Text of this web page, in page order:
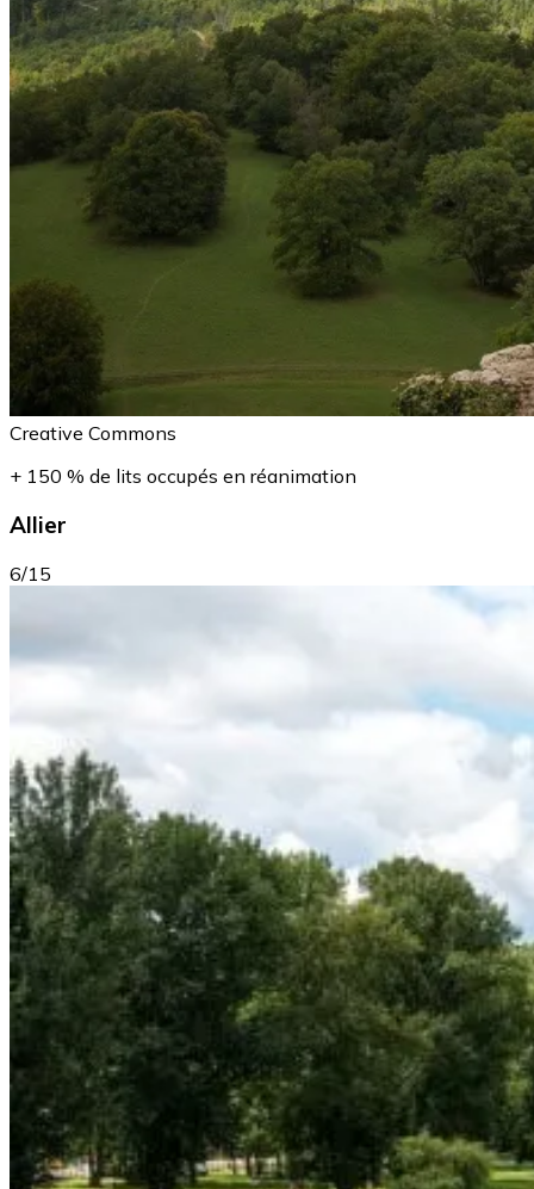
Creative Commons
+ 150 % de lits occupés en réanimation
Allier
6/15